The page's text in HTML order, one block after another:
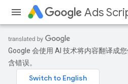
Ads
Google 会使用 AI 技术将内容翻译成
含错误。